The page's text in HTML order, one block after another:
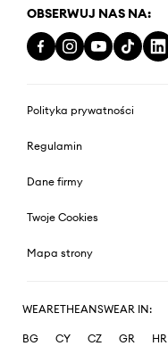
OBSERWUJ NAS NA:
Polityka prywatności
Regulamin
Dane firmy
Twoje Cookies
Mapa strony
WEARETHEANSWEAR IN:
BG CY CZ GR HR